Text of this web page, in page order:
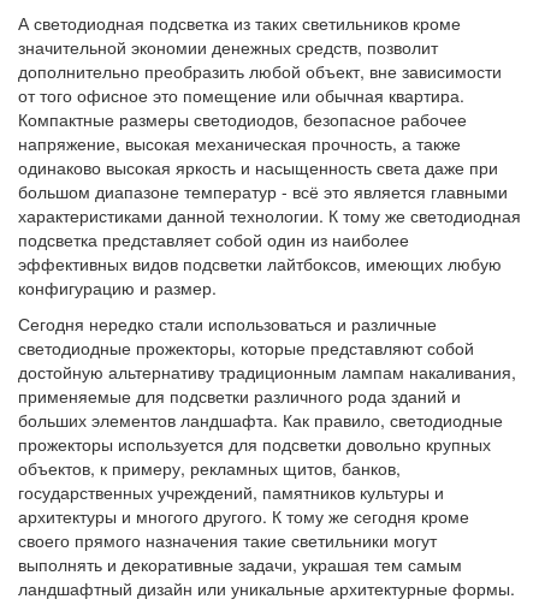
А светодиодная подсветка из таких светильников кроме
значительной экономии денежных средств, позволит
дополнительно преобразить любой объект, вне зависимости
от того офисное это помещение или обычная квартира.
Компактные размеры светодиодов, безопасное рабочее
напряжение, высокая механическая прочность, а также
одинаково высокая яркость и насыщенность света даже при
большом диапазоне температур - всё это является главными
характеристиками данной технологии. К тому же светодиодная
подсветка представляет собой один из наиболее
эффективных видов подсветки лайтбоксов, имеющих любую
конфигурацию и размер.
Сегодня нередко стали использоваться и различные
светодиодные прожекторы, которые представляют собой
достойную альтернативу традиционным лампам накаливания,
применяемые для подсветки различного рода зданий и
больших элементов ландшафта. Как правило, светодиодные
прожекторы используется для подсветки довольно крупных
объектов, к примеру, рекламных щитов, банков,
государственных учреждений, памятников культуры и
архитектуры и многого другого. К тому же сегодня кроме
своего прямого назначения такие светильники могут
выполнять и декоративные задачи, украшая тем самым
ландшафтный дизайн или уникальные архитектурные формы.